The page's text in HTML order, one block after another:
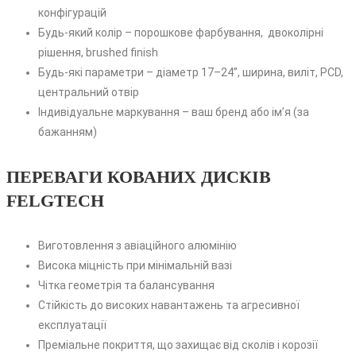
конфігурацій
Будь-який колір – порошкове фарбування, двоколірні
рішення, brushed finish
Будь-які параметри – діаметр 17–24”, ширина, виліт, PCD,
центральний отвір
Індивідуальне маркування – ваш бренд або ім’я (за
бажанням)
ПЕРЕВАГИ КОВАНИХ ДИСКІВ
FELGTECH
Виготовлення з авіаційного алюмінію
Висока міцність при мінімальній вазі
Чітка геометрія та балансування
Стійкість до високих навантажень та агресивної
експлуатації
Преміальне покриття, що захищає від сколів і корозії